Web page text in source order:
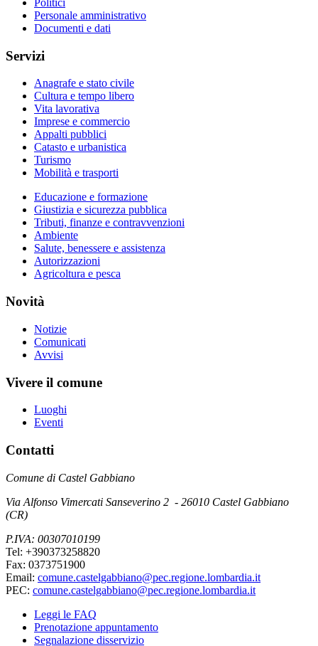
Politici
Personale amministrativo
Documenti e dati
Servizi
Anagrafe e stato civile
Cultura e tempo libero
Vita lavorativa
Imprese e commercio
Appalti pubblici
Catasto e urbanistica
Turismo
Mobilità e trasporti
Educazione e formazione
Giustizia e sicurezza pubblica
Tributi, finanze e contravvenzioni
Ambiente
Salute, benessere e assistenza
Autorizzazioni
Agricoltura e pesca
Novità
Notizie
Comunicati
Avvisi
Vivere il comune
Luoghi
Eventi
Contatti
Comune di Castel Gabbiano
Via Alfonso Vimercati Sanseverino 2 - 26010 Castel Gabbiano
(CR)
P.IVA: 00307010199
Tel: +390373258820
Fax: 0373751900
Email: comune.castelgabbiano@pec.regione.lombardia.it
PEC: comune.castelgabbiano@pec.regione.lombardia.it
Leggi le FAQ
Prenotazione appuntamento
Segnalazione disservizio